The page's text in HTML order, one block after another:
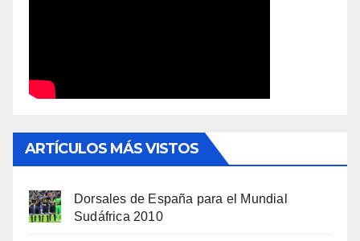
ARTÍCULOS MÁS VISTOS
Dorsales de España para el Mundial
Sudáfrica 2010